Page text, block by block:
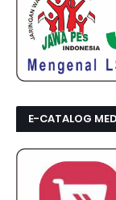
E-CATALOG